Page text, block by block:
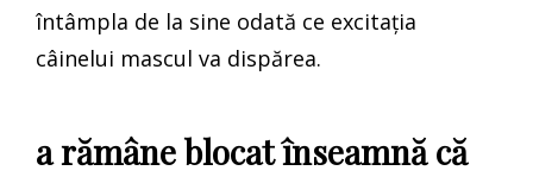
întâmpla de la sine odată ce excitația
câinelui mascul va dispărea.
a rămâne blocat înseamnă că